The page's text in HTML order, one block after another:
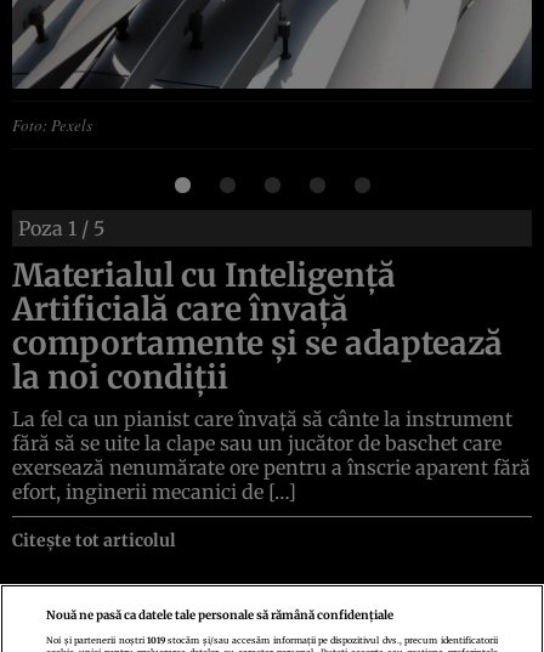
Foto: Pexels
Poza 1 / 5
Materialul cu Inteligență
Artificială care învață
comportamente și se adaptează
la noi condiții
La fel ca un pianist care învață să cânte la instrument
fără să se uite la clape sau un jucător de baschet care
exersează nenumărate ore pentru a înscrie aparent fără
efort, inginerii mecanici de […]
Citește tot articolul
Nouă ne pasă ca datele tale personale să rămână confidențiale
Noi și partenerii noștri1019 stocăm și/sau accesăm informații pe dispozitivul dvs., precum identificatorii